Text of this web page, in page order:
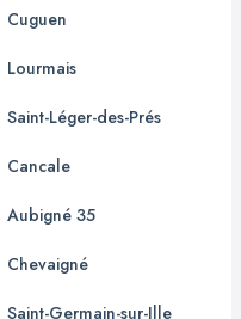
Cuguen
Lourmais
Saint-Léger-des-Prés
Cancale
Aubigné 35
Chevaigné
Saint-Germain-sur-Ille